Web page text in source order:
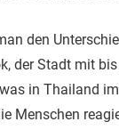
den
der Stadt mit
in Thailand
Menschen